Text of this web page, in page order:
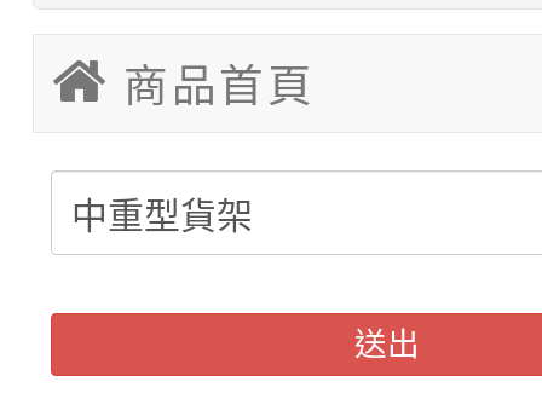
重型架租賃服務
塑膠棧板販售
後推式料架販售可依需
駛入式料架販售可依需
商品首頁
送出